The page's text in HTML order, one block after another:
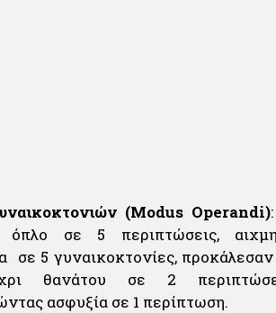
(Modus Operandi)
όπλο σε 5 περιπτώσεις,
σε 5 γυναικοκτονίες,
θανάτου σε 2
ασφυξία σε 1 περίπτωση.